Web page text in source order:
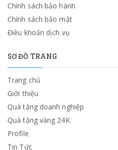
Chính sách bảo hành
Chính sách bảo mật
Điều khoản dịch vụ
SƠ ĐỒ TRANG
Trang chủ
Giới thiệu
Quà tặng doanh nghiệp
Quà tặng vàng 24K
Profile
Tin Tức